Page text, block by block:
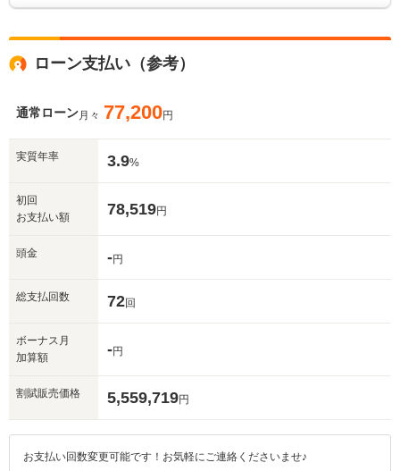
ローン支払い（参考）
通常ローン月々 77,200円
実質年率 3.9%
初回
お支払い額
78,519円
頭金 -円
総支払回数 72回
ボーナス月
加算額
-円
割賦販売価格 5,559,719円
お支払い回数変更可能です！お気軽にご連絡くださいませ♪